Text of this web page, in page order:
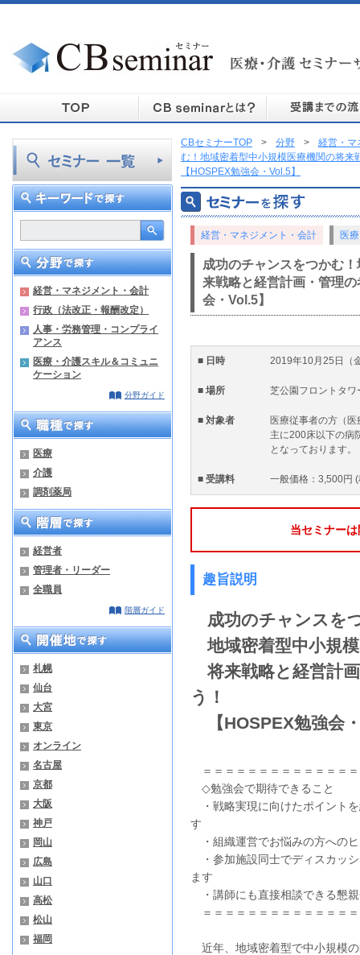
経営・マネジメント・会計
行政（法改正・報酬改定）
人事・労務管理・コンプライ
アンス
医療・介護スキル＆コミュニ
ケーション
分野ガイド
医療
介護
調剤薬局
経営者
管理者・リーダー
全職員
階層ガイド
札幌
仙台
大宮
東京
オンライン
名古屋
京都
大阪
神戸
岡山
広島
山口
高松
松山
福岡
CBセミナーTOP > 分野 >
経営・マ
む！地域密着型中小規模医療機関の将来
【HOSPEX勉強会・Vol.5】
経営・マネジメント・会計 医療
成功のチャンスをつかむ
来戦略と経営計画・管理
会・Vol.5】
■ 日時 2019年10月25日（
■ 場所 芝公園フロントタ
■ 対象者
医療従事者の方（
主に200床以下の病
となっております。
■ 受講料 一般価格：3,500
当セミナー
趣旨説明
成功のチャンスを
地域密着型中小規
将来戦略と経営計
う！
【HOSPEX勉強会
＝＝＝＝＝＝＝＝＝＝＝＝＝
◇勉強会で期待できること
・戦略実現に向けたポイント
す
・組織運営でお悩みの方への
・参加施設同士でディスカッ
ます
・講師にも直接相談できる懇
＝＝＝＝＝＝＝＝＝＝＝＝＝
近年、地域密着型で中小規模